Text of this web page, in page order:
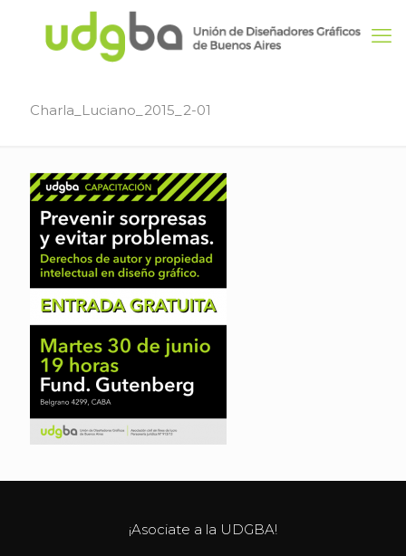
Charla_Luciano_2015_2-01
¡Asociate a la UDGBA!